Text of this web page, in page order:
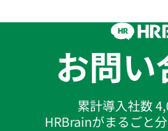
お問い
累計導入社数
HRBrainがまるごと